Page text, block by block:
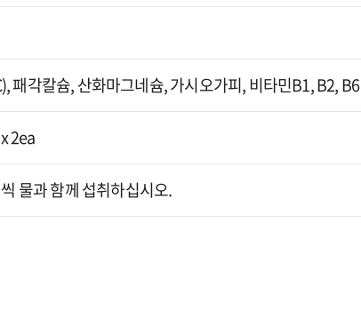
패각칼슘, 산화마그네슘, 가시오가피, 비타민B1, B2, B6
2ea
물과 함께 섭취하십시오.